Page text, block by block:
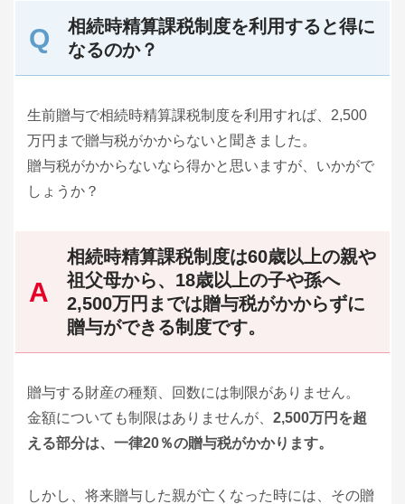
相続時精算課税制度を利用すると得に
なるのか？
生前贈与で相続時精算課税制度を利用すれば、2,500
万円まで贈与税がかからないと聞きました。
贈与税がかからないなら得かと思いますが、いかがで
しょうか？
相続時精算課税制度は60歳以上の親や
祖父母から、18歳以上の子や孫へ
2,500万円までは贈与税がかからずに
贈与ができる制度です。
贈与する財産の種類、回数には制限がありません。
金額についても制限はありませんが、 2,500万円を超
える部分は、一律20％の贈与税がかかります。
しかし、将来贈与した親が亡くなった時には、その贈